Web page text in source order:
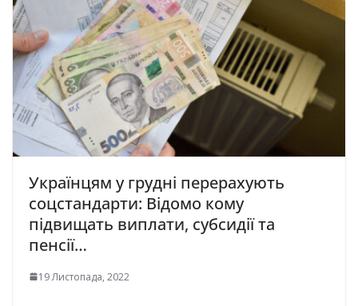
Українцям у грудні перерахують
соцстандарти: Відомо кому
підвищать виплати, субсидії та
пенсії…
19 Листопада, 2022